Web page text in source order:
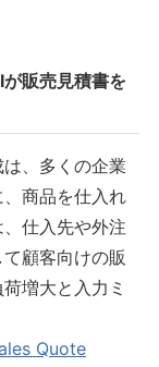
販売見積書を
、多くの企業
商品を仕入れ
仕入先や外注
顧客向けの販
増大と入力ミ
Quote